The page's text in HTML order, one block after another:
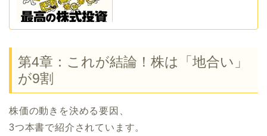
第4章：これが結論！株は「地合い」
が9割
株価の動きを決める要因、
3つ本書で紹介されています。